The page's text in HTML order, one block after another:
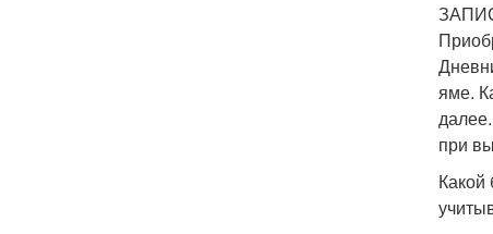
яме.
при